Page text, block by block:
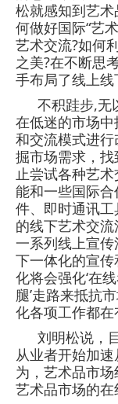
松就感知到艺
何做好国际“艺
艺术交流?如何
之美?在不断思
手布局了线上线
不积跬步,无
在低迷的市场
和交流模式进
掘市场需求，
止尝试各种艺
能和一些国际
件、即时通讯
的线下艺术交
一系列线上宣
下一体化的宣
化将会强化‘在
腿’走路来抵抗
化各项工作都在
刘明松说，
从业者开始加
为，艺术品市
艺术品市场的在